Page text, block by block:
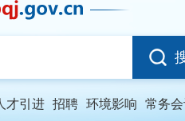
才引进 招聘 环境影响 常务